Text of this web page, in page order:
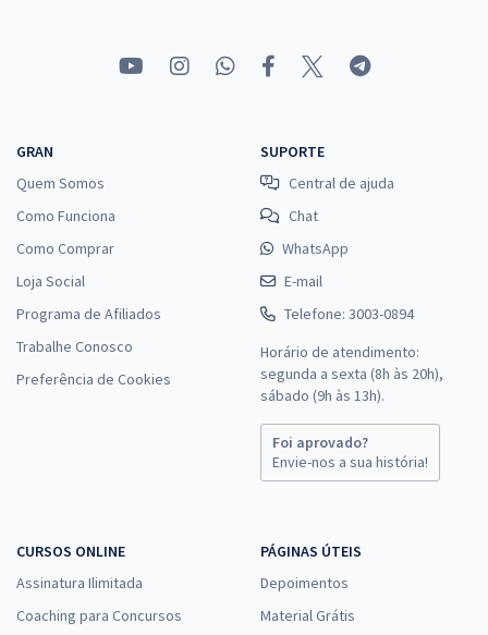
GRAN
Quem Somos
Como Funciona
Como Comprar
Loja Social
Programa de Afiliados
Trabalhe Conosco
Preferência de Cookies
SUPORTE
Central de ajuda
Chat
WhatsApp
E-mail
Telefone: 3003-0894
Horário de atendimento:
segunda a sexta (8h às 20h),
sábado (9h às 13h).
Foi aprovado?
Envie-nos a sua história!
CURSOS ONLINE
Assinatura Ilimitada
Coaching para Concursos
PÁGINAS ÚTEIS
Depoimentos
Material Grátis